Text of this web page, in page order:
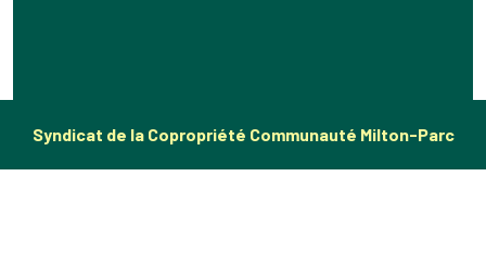
Syndicat de la Copropriété Communauté Milton-Parc